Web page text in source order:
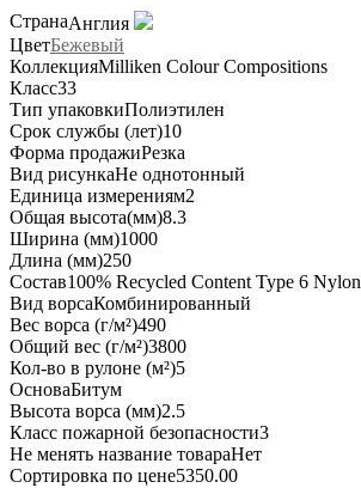
СтранаАнглия
ЦветБежевый
КоллекцияMilliken Colour Compositions
Класс33
Тип упаковкиПолиэтилен
Срок службы (лет)10
Форма продажиРезка
Вид рисункаНе однотонный
Единица измерениям2
Общая высота(мм)8.3
Ширина (мм)1000
Длина (мм)250
Состав100% Recycled Content Type 6 Nylon
Вид ворсаКомбинированный
Вес ворса (г/м²)490
Общий вес (г/м²)3800
Кол-во в рулоне (м²)5
ОсноваБитум
Высота ворса (мм)2.5
Класс пожарной безопасности3
Не менять название товараНет
Сортировка по цене5350.00